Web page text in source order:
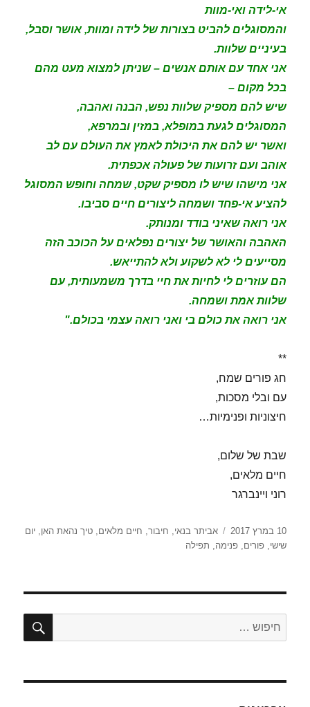
אי-לידה ואי-מוות
והמסוגלים להביט בצורות של לידה ומוות, אושר וסבל,
בעיניים שלוות.
אני אחד עם אותם אנשים – שניתן למצוא מעט מהם
בכל מקום –
שיש להם מספיק שלוות נפש, הבנה ואהבה,
המסוגלים לגעת במופלא, במזין ובמרפא,
ואשר יש להם את היכולת לאמץ את העולם עם לב
אוהב ועם זרועות של פעולה אכפתית.
אני מישהו שיש לו מספיק שקט, שמחה וחופש המסוגל
להציע אי-פחד ושמחה ליצורים חיים סביבו.
אני רואה שאיני בודד ומנותק.
האהבה והאושר של יצורים נפלאים על הכוכב הזה
מסייעים לי לא לשקוע ולא להתייאש.
הם עוזרים לי לחיות את חיי בדרך משמעותית, עם
שלוות אמת ושמחה.
אני רואה את כולם בי ואני רואה עצמי בכולם."
**
חג פורים שמח,
עם ובלי מסכות,
חיצוניות ופנימיות…
שבת של שלום,
חיים מלאים,
רוני ויינברגר
פורסם
בתאריך
10 במרץ 2017 תגיות
אביתר בנאי, חיבור, חיים מלאים,טיך נהאת האן,יום
שישי,פורים,פנימה, תפילה
חפש: